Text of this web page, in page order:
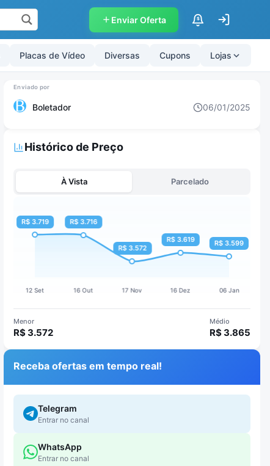
Enviar Oferta $
Placas de Vídeo Diversas Cupons Lojas
Boletador 06/01/2025
Histórico de Preço
À Vista Parcelado
Menor
R$ 3.572
Médio
R$ 3.865
Receba ofertas em tempo real!
Telegram
Entrar no canal
WhatsApp
Entrar no canal